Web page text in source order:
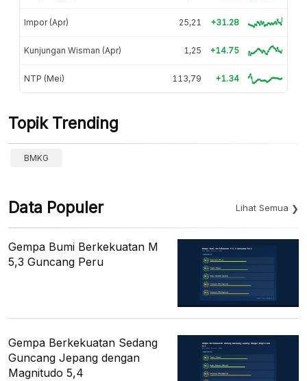
Impor (Apr) 25,21 +31.28
Kunjungan Wisman (Apr) 1,25 +14.75
NTP (Mei) 113,79 +1.34
Topik Trending
BMKG
Data Populer Lihat Semua
Gempa Bumi Berkekuatan M
5,3 Guncang Peru
Gempa Berkekuatan Sedang
Guncang Jepang dengan
Magnitudo 5,4